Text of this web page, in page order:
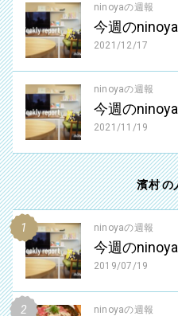
ninoyaの週報
今週の
2021/12/17
ninoyaの週報
今週の
2021/11/19
濱村 の
ninoyaの週報
今週の
2019/07/19
ninoyaの週報